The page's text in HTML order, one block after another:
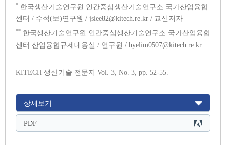
* 한국생산기술연구원 인간중심생산기술연구소 국가산업융합
센터 / 수석(보)연구원 / jslee82@kitech.re.kr / 교신저자
** 한국생산기술연구원 인간중심생산기술연구소 국가산업융합
센터 산업융합규제대응실 / 연구원 / hyelim0507@kitech.re.kr
KITECH 생산기술 전문지 Vol. 3, No. 3, pp. 52-55.
상세보기
PDF